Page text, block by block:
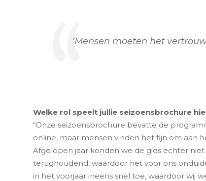
‘Mensen moeten het
Welke rol speelt jullie seizoensbrochure
“Onze seizoensbrochure bevatte de
online, maar mensen vinden het fijn om aan
Afgelopen jaar konden we de gids echter
terughoudend, waardoor het voor ons
in het voorjaar ineens snel toe, waardoor wij